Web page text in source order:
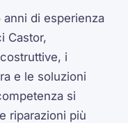
di esperienza
Castor,
i
e le soluzioni
si
riparazioni più